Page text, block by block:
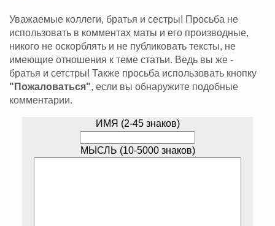
Уважаемые коллеги, братья и сестры! Просьба не
использовать в комментах маты и его производные,
никого не оскорблять и не публиковать тексты, не
имеющие отношения к теме статьи. Ведь вы же -
братья и сетстры! Также просьба использовать кнопку
"Пожаловаться", если вы обнаружите подобные
комментарии.
ИМЯ (2-45 знаков)
МЫСЛЬ (10-5000 знаков)